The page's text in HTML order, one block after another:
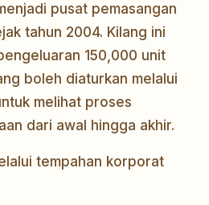
pusat pemasangan
tahun 2004. Kilang ini
150,000 unit
boleh diaturkan melalui
melihat proses
dari awal hingga akhir.
tempahan korporat